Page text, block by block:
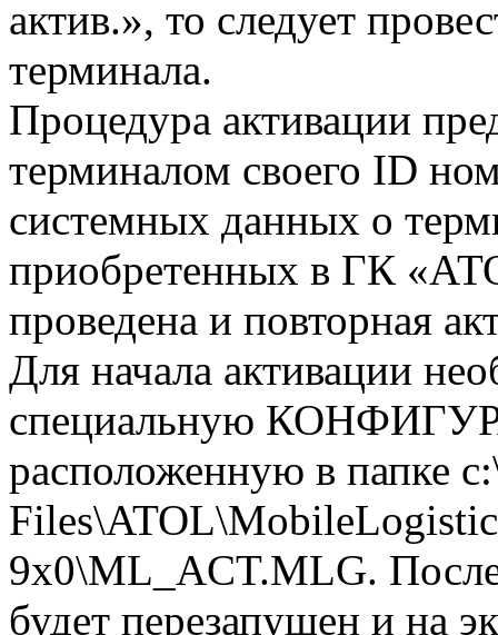
актив.», то следует
терминала.
Процедура активации
терминалом своего ID
системных данных о
приобретенных в ГК
проведена и повторная
Для начала активации
специальную
расположенную в папке
9x0\ML_ACT.MLG. После
будет перезапущен и на